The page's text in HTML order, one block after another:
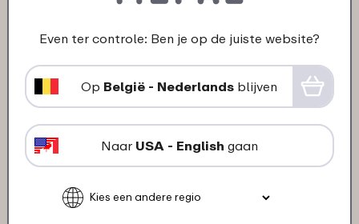
05-09-2025
★ ★★★★
★ ★★★★
klant van Mepal
26-05-2025
Even ter controle: Ben je op de juiste website?
Op België - Nederlands blijven
Naar USA - English gaan